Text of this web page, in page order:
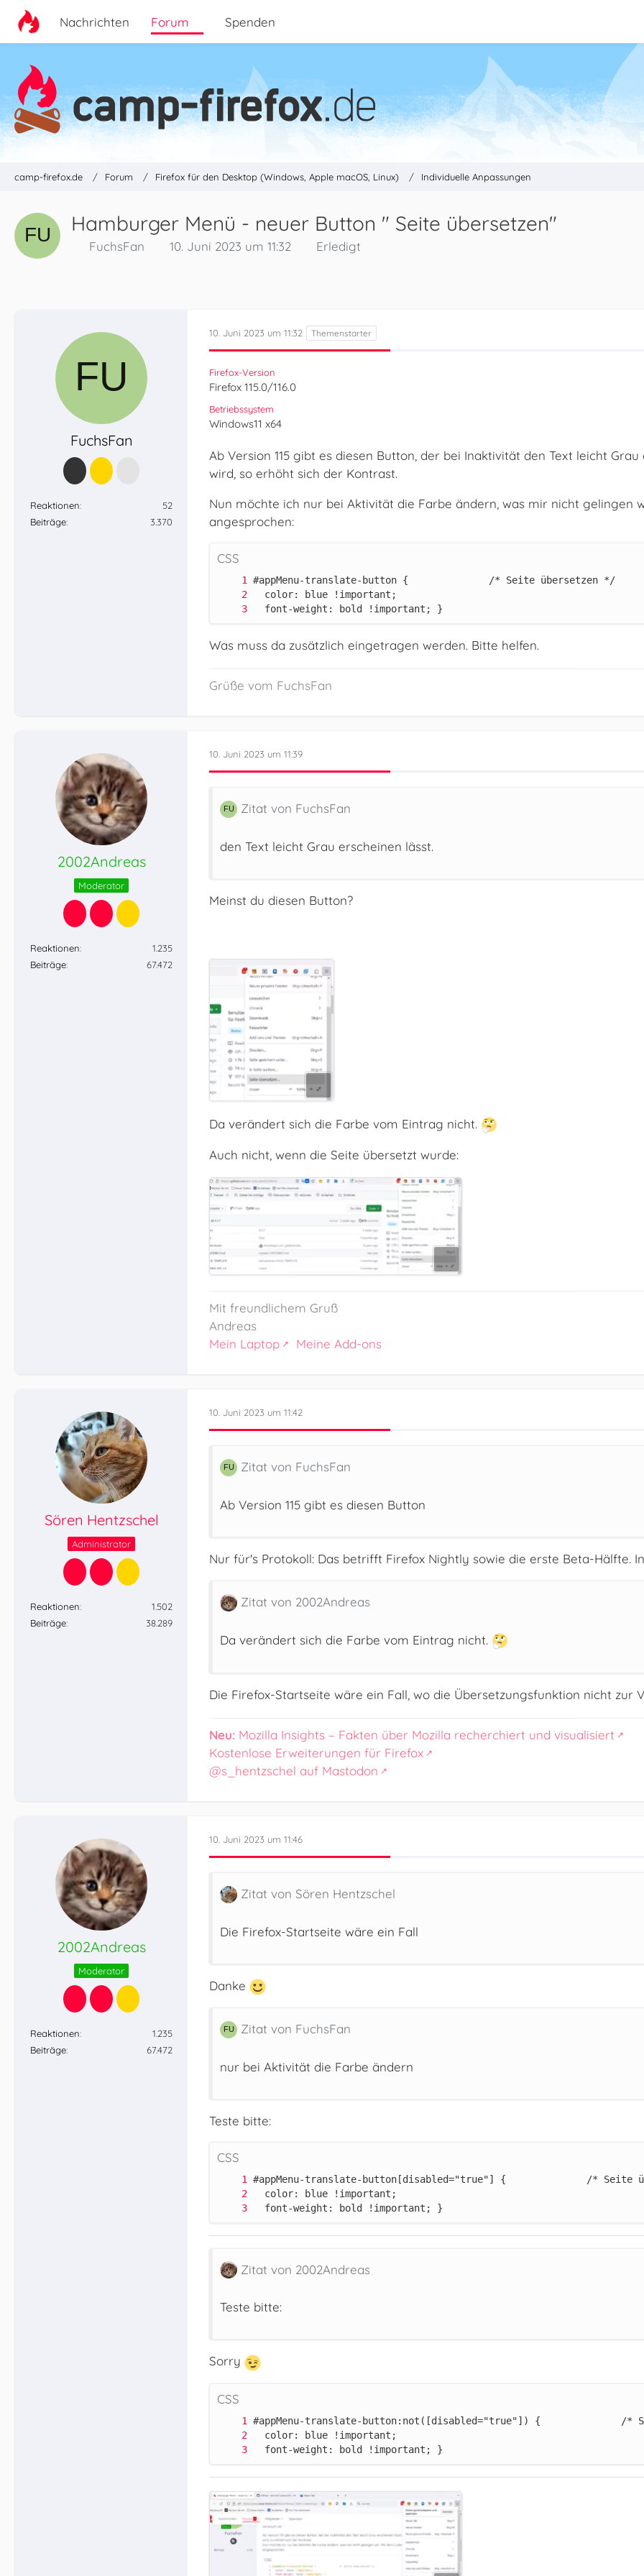
Nachrichten Forum Spenden
camp-firefox.de Forum Firefox für den Desktop (Windows, Apple macOS, Linux) Individuelle Anpassungen
Hamburger Menü - neuer Button " Seite übersetzen"
FuchsFan 10. Juni 2023 um 11:32 Erledigt
FuchsFan
Reaktionen
52
Beiträge
3.370
10. Juni 2023 um 11:32
Firefox-Version
Firefox 115.0/116.0
Betriebssystem
Windows11 x64
Ab Version 115 gibt es diesen Button, der bei Inaktivität den Text leicht
wird, so erhöht sich der Kontrast.
Nun möchte ich nur bei Aktivität die Farbe ändern, was mir nicht gelingen
angesprochen:
CSS
  font-weight: bold !important; }
Was muss da zusätzlich eingetragen werden. Bitte helfen.
Grüße vom FuchsFan
2002Andreas
Moderator
Reaktionen
1.235
Beiträge
67.472
10. Juni 2023 um 11:39
Zitat von FuchsFan
den Text leicht Grau erscheinen lässt.
Meinst du diesen Button?
Da verändert sich die Farbe vom Eintrag nicht.
Auch nicht, wenn die Seite übersetzt wurde:
Mit freundlichem Gruß
Andreas
Mein Laptop
Meine Add-ons
Sören Hentzschel
Administrator
Reaktionen
1.502
Beiträge
38.289
10. Juni 2023 um 11:42
Zitat von FuchsFan
Ab Version 115 gibt es diesen Button
Nur für's Protokoll: Das betrifft Firefox Nightly sowie die erste Beta-Hälfte.
Zitat von 2002Andreas
Da verändert sich die Farbe vom Eintrag nicht.
Die Firefox-Startseite wäre ein Fall, wo die Übersetzungsfunktion nicht zur
Neu: Mozilla Insights – Fakten über Mozilla recherchiert und visualisiert
Kostenlose Erweiterungen für Firefox
@s_hentzschel auf Mastodon
2002Andreas
Moderator
Reaktionen
1.235
Beiträge
67.472
10. Juni 2023 um 11:46
Zitat von Sören Hentzschel
Die Firefox-Startseite wäre ein Fall
Danke
Zitat von FuchsFan
nur bei Aktivität die Farbe ändern
Teste bitte:
CSS
  font-weight: bold !important; }
Zitat von 2002Andreas
Teste bitte:
Sorry
CSS
  font-weight: bold !important; }